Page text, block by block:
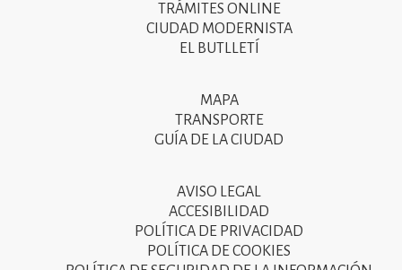
TRÁMITES ONLINE
CIUDAD MODERNISTA
EL BUTLLETÍ
MAPA
TRANSPORTE
GUÍA DE LA CIUDAD
AVISO LEGAL
ACCESIBILIDAD
POLÍTICA DE PRIVACIDAD
POLÍTICA DE COOKIES